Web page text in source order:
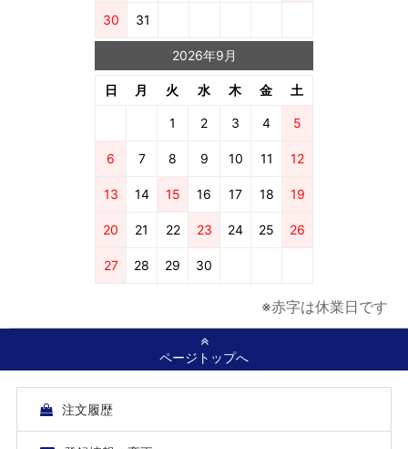
30 31
2026年9月
日 月 火 水 木 金 土
1 2 3 4 5
6 7 8 9 10 11 12
13 14 15 16 17 18 19
20 21 22 23 24 25 26
27 28 29 30
※赤字は休業日です
ページトップへ
注文履歴